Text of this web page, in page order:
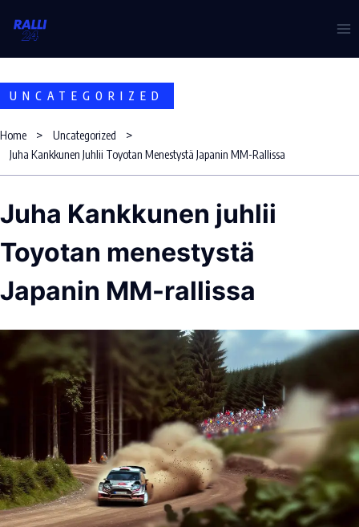
UNCATEGORIZED
Home
Uncategorized
Juha Kankkunen Juhlii Toyotan Menestystä Japanin MM-Rallissa
Juha Kankkunen juhlii
Toyotan menestystä
Japanin MM-rallissa